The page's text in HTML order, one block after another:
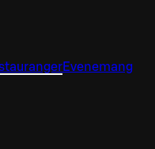
Evenemang